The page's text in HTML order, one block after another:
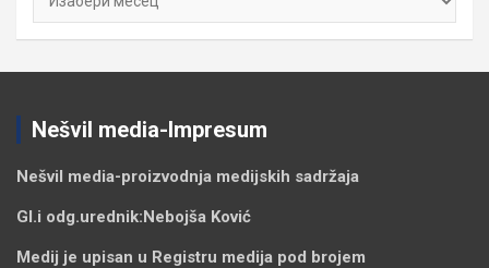
Nešvil media-Impresum
Nešvil media-proizvodnja medijskih sadržaja
Gl.i odg.urednik:Nebojša Ković
Medij je upisan u Registru medija pod brojem